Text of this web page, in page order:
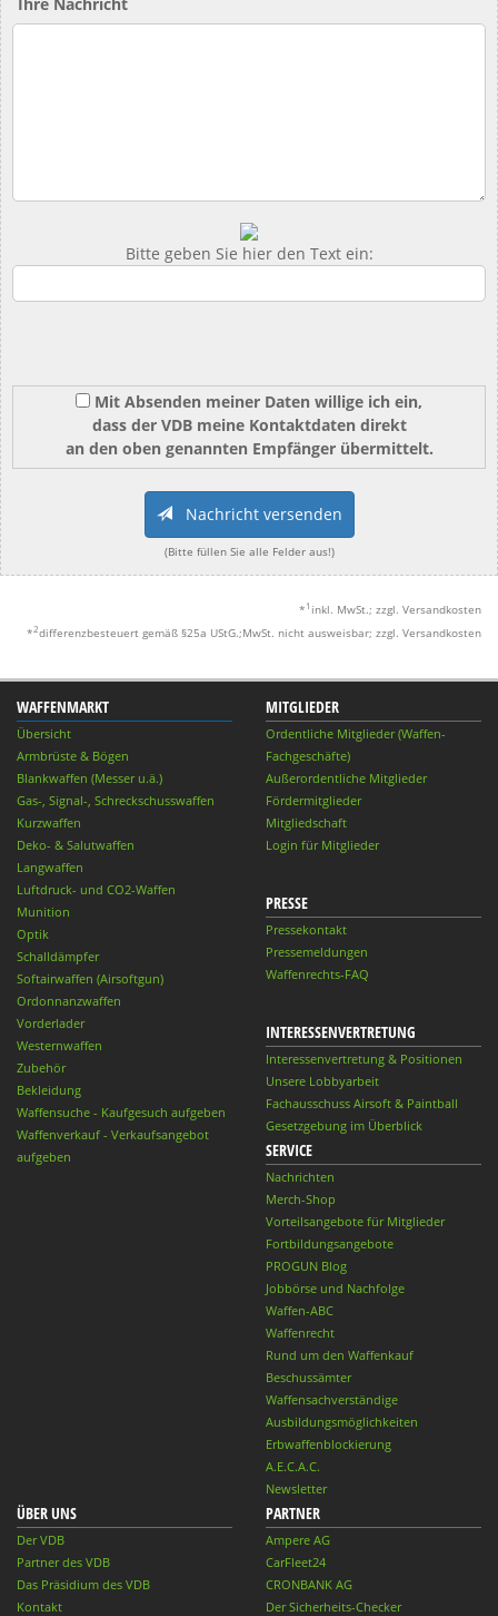
Bitte geben Sie hier den Text ein:
Mit Absenden meiner Daten willige ich ein,
dass der VDB meine Kontaktdaten direkt
an den oben genannten Empfänger übermittelt.
Nachricht versenden
(Bitte füllen Sie alle Felder aus!)
* 1 inkl. MwSt.; zzgl. Versandkosten
*2differenzbesteuert gemäß §25a UStG.;MwSt. nicht ausweisbar; zzgl. Versandkosten
WAFFENMARKT
Übersicht
Armbrüste & Bögen
Blankwaffen (Messer u.ä.)
Gas-, Signal-, Schreckschusswaffen
Kurzwaffen
Deko- & Salutwaffen
Langwaffen
Luftdruck- und CO2-Waffen
Munition
Optik
Schalldämpfer
Softairwaffen (Airsoftgun)
Ordonnanzwaffen
Vorderlader
Westernwaffen
Zubehör
Bekleidung
Waffensuche - Kaufgesuch aufgeben
Waffenverkauf - Verkaufsangebot
aufgeben
MITGLIEDER
Ordentliche Mitglieder (Waffen-
Fachgeschäfte)
Außerordentliche Mitglieder
Fördermitglieder
Mitgliedschaft
Login für Mitglieder
PRESSE
Pressekontakt
Pressemeldungen
Waffenrechts-FAQ
INTERESSENVERTRETUNG
Interessenvertretung & Positionen
Unsere Lobbyarbeit
Fachausschuss Airsoft & Paintball
Gesetzgebung im Überblick
SERVICE
Nachrichten
Merch-Shop
Vorteilsangebote für Mitglieder
Fortbildungsangebote
PROGUN Blog
Jobbörse und Nachfolge
Waffen-ABC
Waffenrecht
Rund um den Waffenkauf
Beschussämter
Waffensachverständige
Ausbildungsmöglichkeiten
Erbwaffenblockierung
A.E.C.A.C.
Newsletter
ÜBER UNS
Der VDB
Partner des VDB
Das Präsidium des VDB
Kontakt
PARTNER
Ampere AG
CarFleet24
CRONBANK AG
Der Sicherheits-Checker